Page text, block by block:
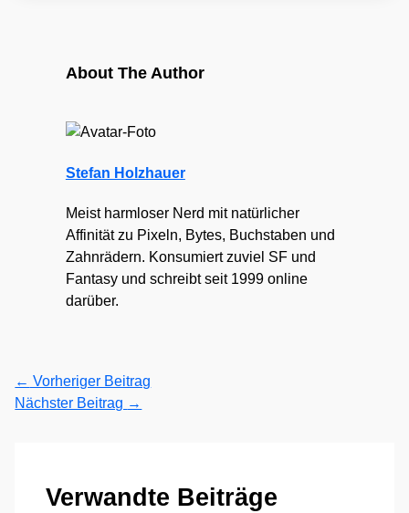
About The Author
Stefan Holzhauer
Meist harmloser Nerd mit natürlicher
Affinität zu Pixeln, Bytes, Buchstaben und
Zahnrädern. Konsumiert zuviel SF und
Fantasy und schreibt seit 1999 online
darüber.
← Vorheriger Beitrag
Nächster Beitrag →
Verwandte Beiträge